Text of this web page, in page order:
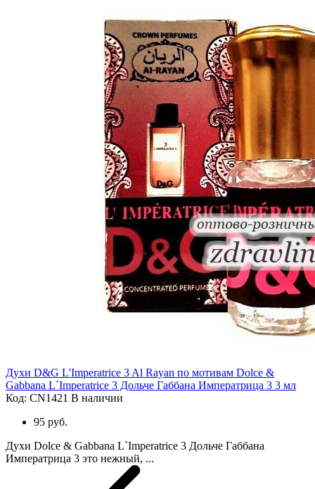
Духи D&G L'Imperatrice 3 Al Rayan по мотивам Dolce &
Gabbana L`Imperatrice 3 Дольче Габбана Императрица 3 3 мл
Код: CN1421 В наличии
95 руб.
Духи Dolce & Gabbana L`Imperatrice 3 Дольче Габбана
Императрица 3 это нежный, ...